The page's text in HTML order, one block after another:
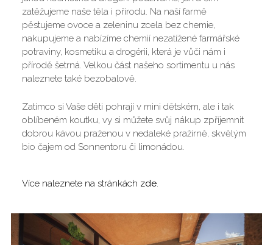
zatěžujeme naše těla i přírodu. Na naší farmě
pěstujeme ovoce a zeleninu zcela bez chemie,
nakupujeme a nabízíme chemií nezatížené farmářské
potraviny, kosmetiku a drogérii, která je vůči nám i
přírodě šetrná. Velkou část našeho sortimentu u nás
naleznete také bezobalově.
Zatímco si Vaše děti pohrají v mini dětském, ale i tak
oblíbeném koutku, vy si můžete svůj nákup zpříjemnit
dobrou kávou praženou v nedaleké pražírně, skvělým
bio čajem od Sonnentoru či limonádou.
Více naleznete na stránkách zde